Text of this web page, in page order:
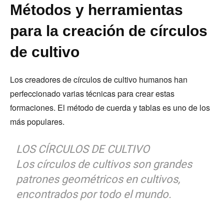
Métodos y herramientas
para la creación de círculos
de cultivo
Los creadores de círculos de cultivo humanos han
perfeccionado varias técnicas para crear estas
formaciones. El método de cuerda y tablas es uno de los
más populares.
LOS CÍRCULOS DE CULTIVO
Los círculos de cultivos son grandes
patrones geométricos en cultivos,
encontrados por todo el mundo.